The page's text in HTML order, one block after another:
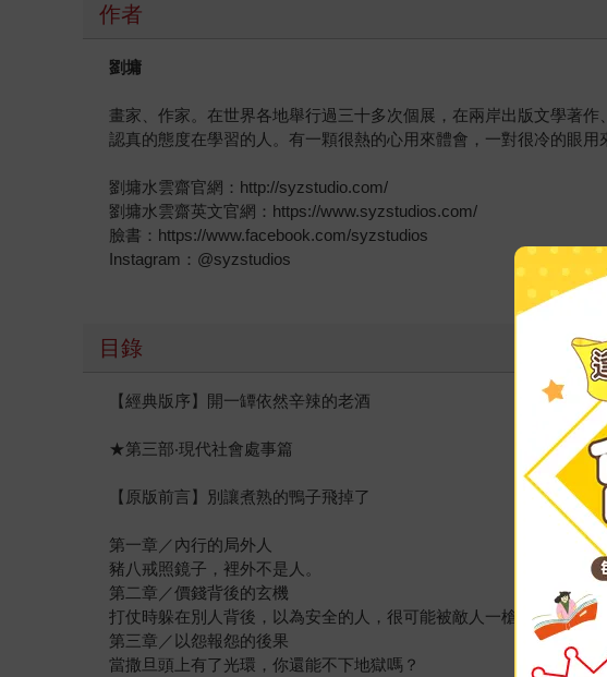
作者
劉墉
畫家、作家。在世界各地舉行過三十多次個展，在兩岸出版文學著
認真的態度在學習的人。有一顆很熱的心用來體會，一對很冷的眼
劉墉水雲齋官網：http://syzstudio.com/
劉墉水雲齋英文官網：https://www.syzstudios.com/
臉書：https://www.facebook.com/syzstudios
Instagram：@syzstudios
目錄
【經典版序】開一罈依然辛辣的老酒
★第三部‧現代社會處事篇
【原版前言】別讓煮熟的鴨子飛掉了
第一章／內行的局外人
豬八戒照鏡子，裡外不是人。
第二章／價錢背後的玄機
打仗時躲在別人背後，以為安全的人，很可能被敵人一槍，打一串！
第三章／以怨報怨的後果
當撒旦頭上有了光環，你還能不下地獄嗎？